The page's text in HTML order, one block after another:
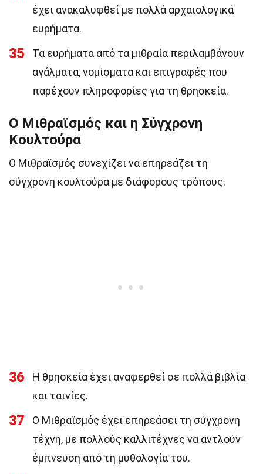
έχει ανακαλυφθεί με πολλά αρχαιολογικά
ευρήματα.
35
Τα ευρήματα από τα μιθραία περιλαμβάνουν
αγάλματα, νομίσματα και επιγραφές που
παρέχουν πληροφορίες για τη θρησκεία.
Ο Μιθραϊσμός και η Σύγχρονη
Κουλτούρα
Ο Μιθραϊσμός συνεχίζει να επηρεάζει τη
σύγχρονη κουλτούρα με διάφορους τρόπους.
36
Η θρησκεία έχει αναφερθεί σε πολλά βιβλία
και ταινίες.
37
Ο Μιθραϊσμός έχει επηρεάσει τη σύγχρονη
τέχνη, με πολλούς καλλιτέχνες να αντλούν
έμπνευση από τη μυθολογία του.